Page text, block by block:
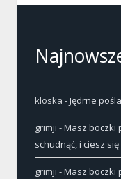
kloska -Jędrne
grimji -Masz boczki
schudnąć, i ciesz
grimji -Masz boczki